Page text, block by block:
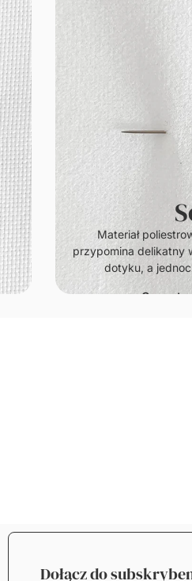
Materiał
przypomina delikatny
dotyku, a
Dołącz do